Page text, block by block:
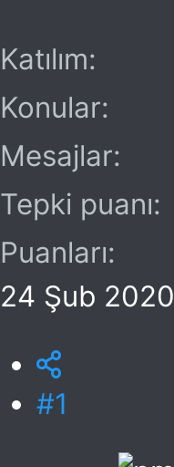
n
Katılım
Konular
Mesajlar
Tepki puanı
Puanları
24 Şub 2020
#1